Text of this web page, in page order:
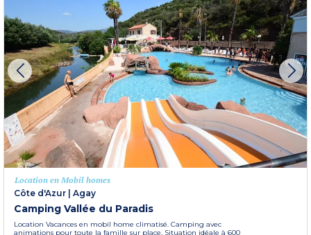
Location en Mobil homes
Côte d'Azur | Agay
Camping Vallée du Paradis
Location Vacances en mobil home climatisé. Camping avec
animations pour toute la famille sur place. Situation idéale à 600